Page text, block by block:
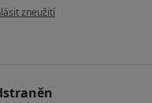
názoru uživatele Váš účet byl
zneužití